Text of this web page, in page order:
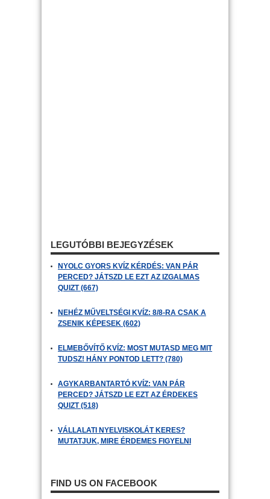
LEGUTÓBBI BEJEGYZÉSEK
NYOLC GYORS KVÍZ KÉRDÉS: VAN PÁR
PERCED? JÁTSZD LE EZT AZ IZGALMAS
QUIZT (667)
NEHÉZ MŰVELTSÉGI KVÍZ: 8/8-RA CSAK A
ZSENIK KÉPESEK (602)
ELMEBŐVÍTŐ KVÍZ: MOST MUTASD MEG MIT
TUDSZ! HÁNY PONTOD LETT? (780)
AGYKARBANTARTÓ KVÍZ: VAN PÁR
PERCED? JÁTSZD LE EZT AZ ÉRDEKES
QUIZT (518)
VÁLLALATI NYELVISKOLÁT KERES?
MUTATJUK, MIRE ÉRDEMES FIGYELNI
FIND US ON FACEBOOK